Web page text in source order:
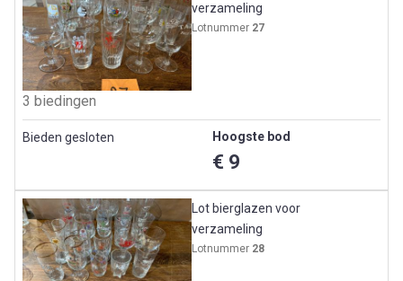
verzameling
Lotnummer 27
3 biedingen
Bieden gesloten Hoogste bod
€ 9
Lot bierglazen voor
verzameling
Lotnummer 28